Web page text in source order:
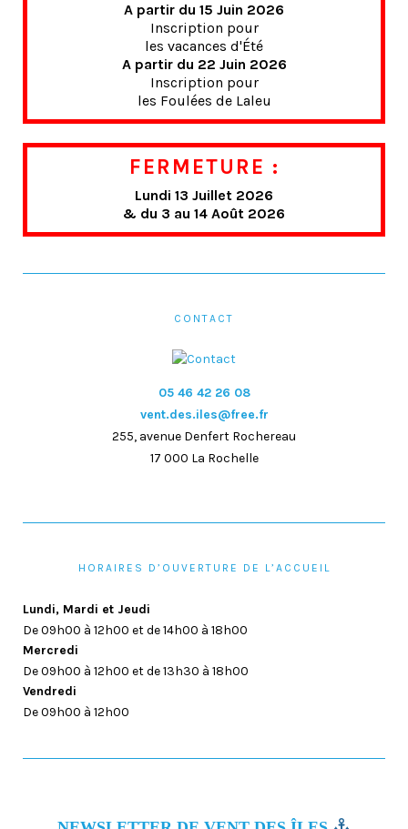
A partir du 15 Juin 2026
Inscription pour
les vacances d'Été
A partir du 22 Juin 2026
Inscription pour
les Foulées de Laleu
FERMETURE :
Lundi 13 Juillet 2026
& du 3 au 14 Août 2026
CONTACT
05 46 42 26 08
vent.des.iles@free.fr
255, avenue Denfert Rochereau
17 000 La Rochelle
HORAIRES D’OUVERTURE DE L’ACCUEIL
Lundi, Mardi et Jeudi
De 09h00 à 12h00 et de 14h00 à 18h00
Mercredi
De 09h00 à 12h00 et de 13h30 à 18h00
Vendredi
De 09h00 à 12h00